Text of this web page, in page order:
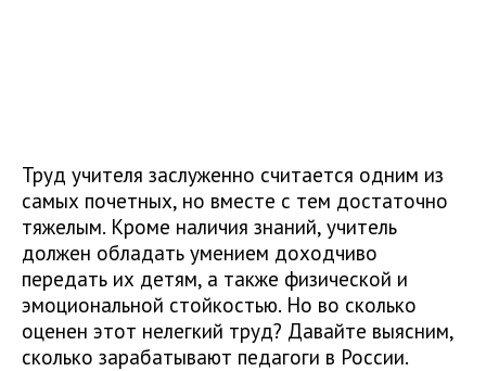
Труд учителя заслуженно считается одним из
самых почетных, но вместе с тем достаточно
тяжелым. Кроме наличия знаний, учитель
должен обладать умением доходчиво
передать их детям, а также физической и
эмоциональной стойкостью. Но во сколько
оценен этот нелегкий труд? Давайте выясним,
сколько зарабатывают педагоги в России.